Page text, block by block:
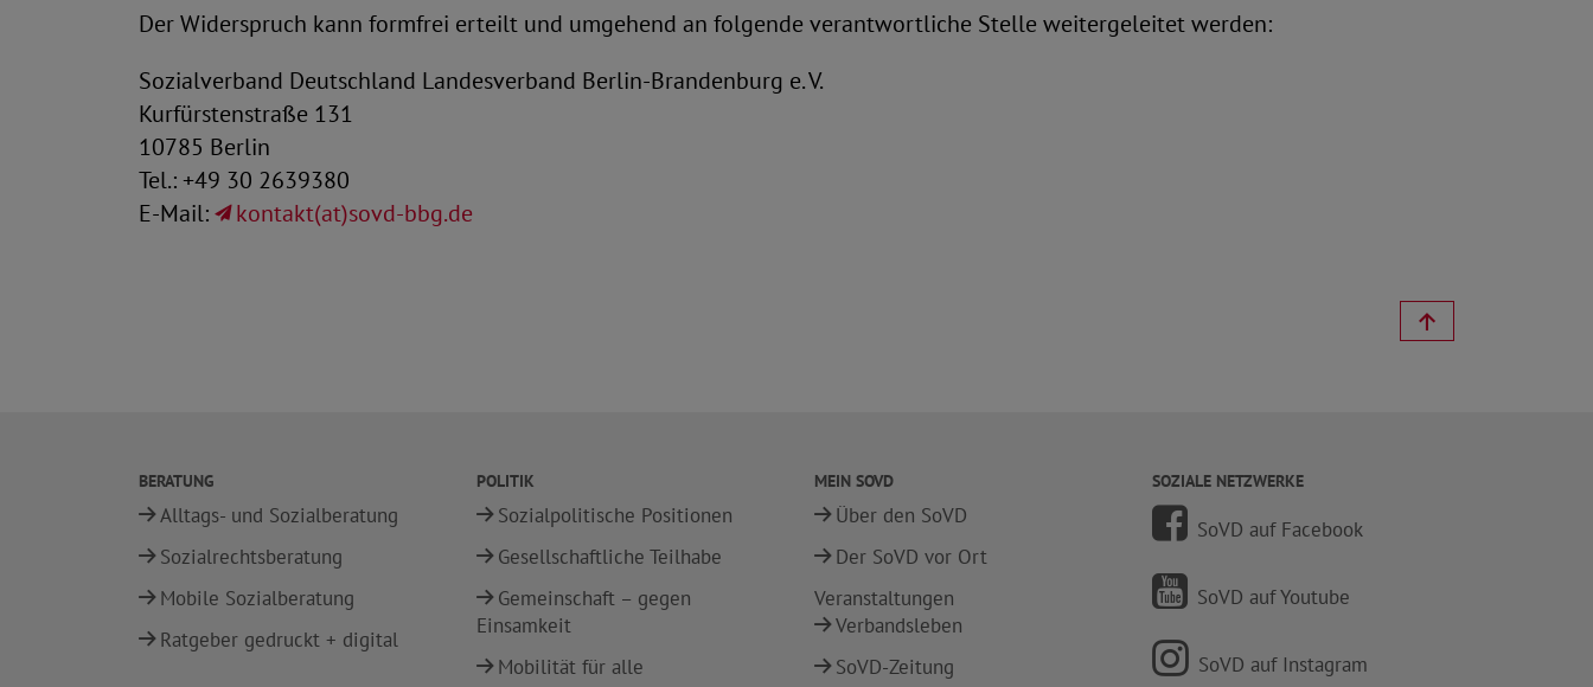
Der Widerspruch kann formfrei erteilt und umgehend an folgende verantwortliche Stelle weitergeleitet werden:
Sozialverband Deutschland Landesverband Berlin-Brandenburg e. V.
Kurfürstenstraße 131
10785 Berlin
Tel.: +49 30 2639380
E-Mail:
kontakt(at)sovd-bbg.de
BERATUNG
Alltags- und Sozialberatung
Sozialrechtsberatung
Mobile Sozialberatung
Ratgeber gedruckt + digital
POLITIK
Sozialpolitische Positionen
Gesellschaftliche Teilhabe
Gemeinschaft – gegen
Einsamkeit
Mobilität für alle
MEIN SOVD
Über den SoVD
Der SoVD vor Ort
Veranstaltungen
Verbandsleben
SoVD-Zeitung
SOZIALE NETZWERKE
SoVD auf Facebook
SoVD auf Youtube
SoVD auf Instagram